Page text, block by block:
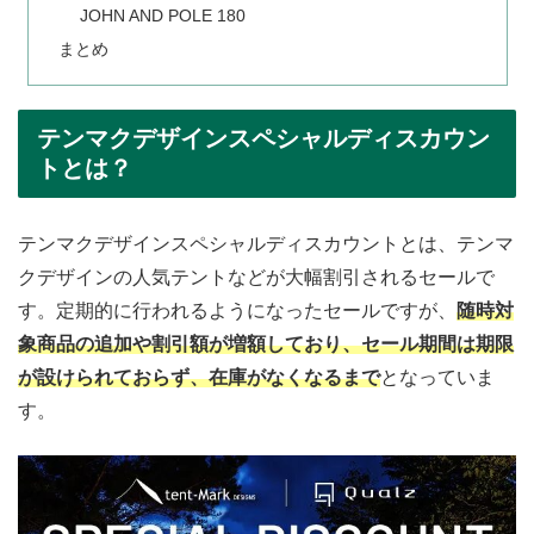
JOHN AND POLE 180
まとめ
テンマクデザインスペシャルディスカウン
トとは？
テンマクデザインスペシャルディスカウントとは、テンマ
クデザインの人気テントなどが大幅割引されるセールで
す。定期的に行われるようになったセールですが、 随時対
象商品の追加や割引額が増額しており、セール期間は期限
が設けられておらず、在庫がなくなるまでとなっていま
す。